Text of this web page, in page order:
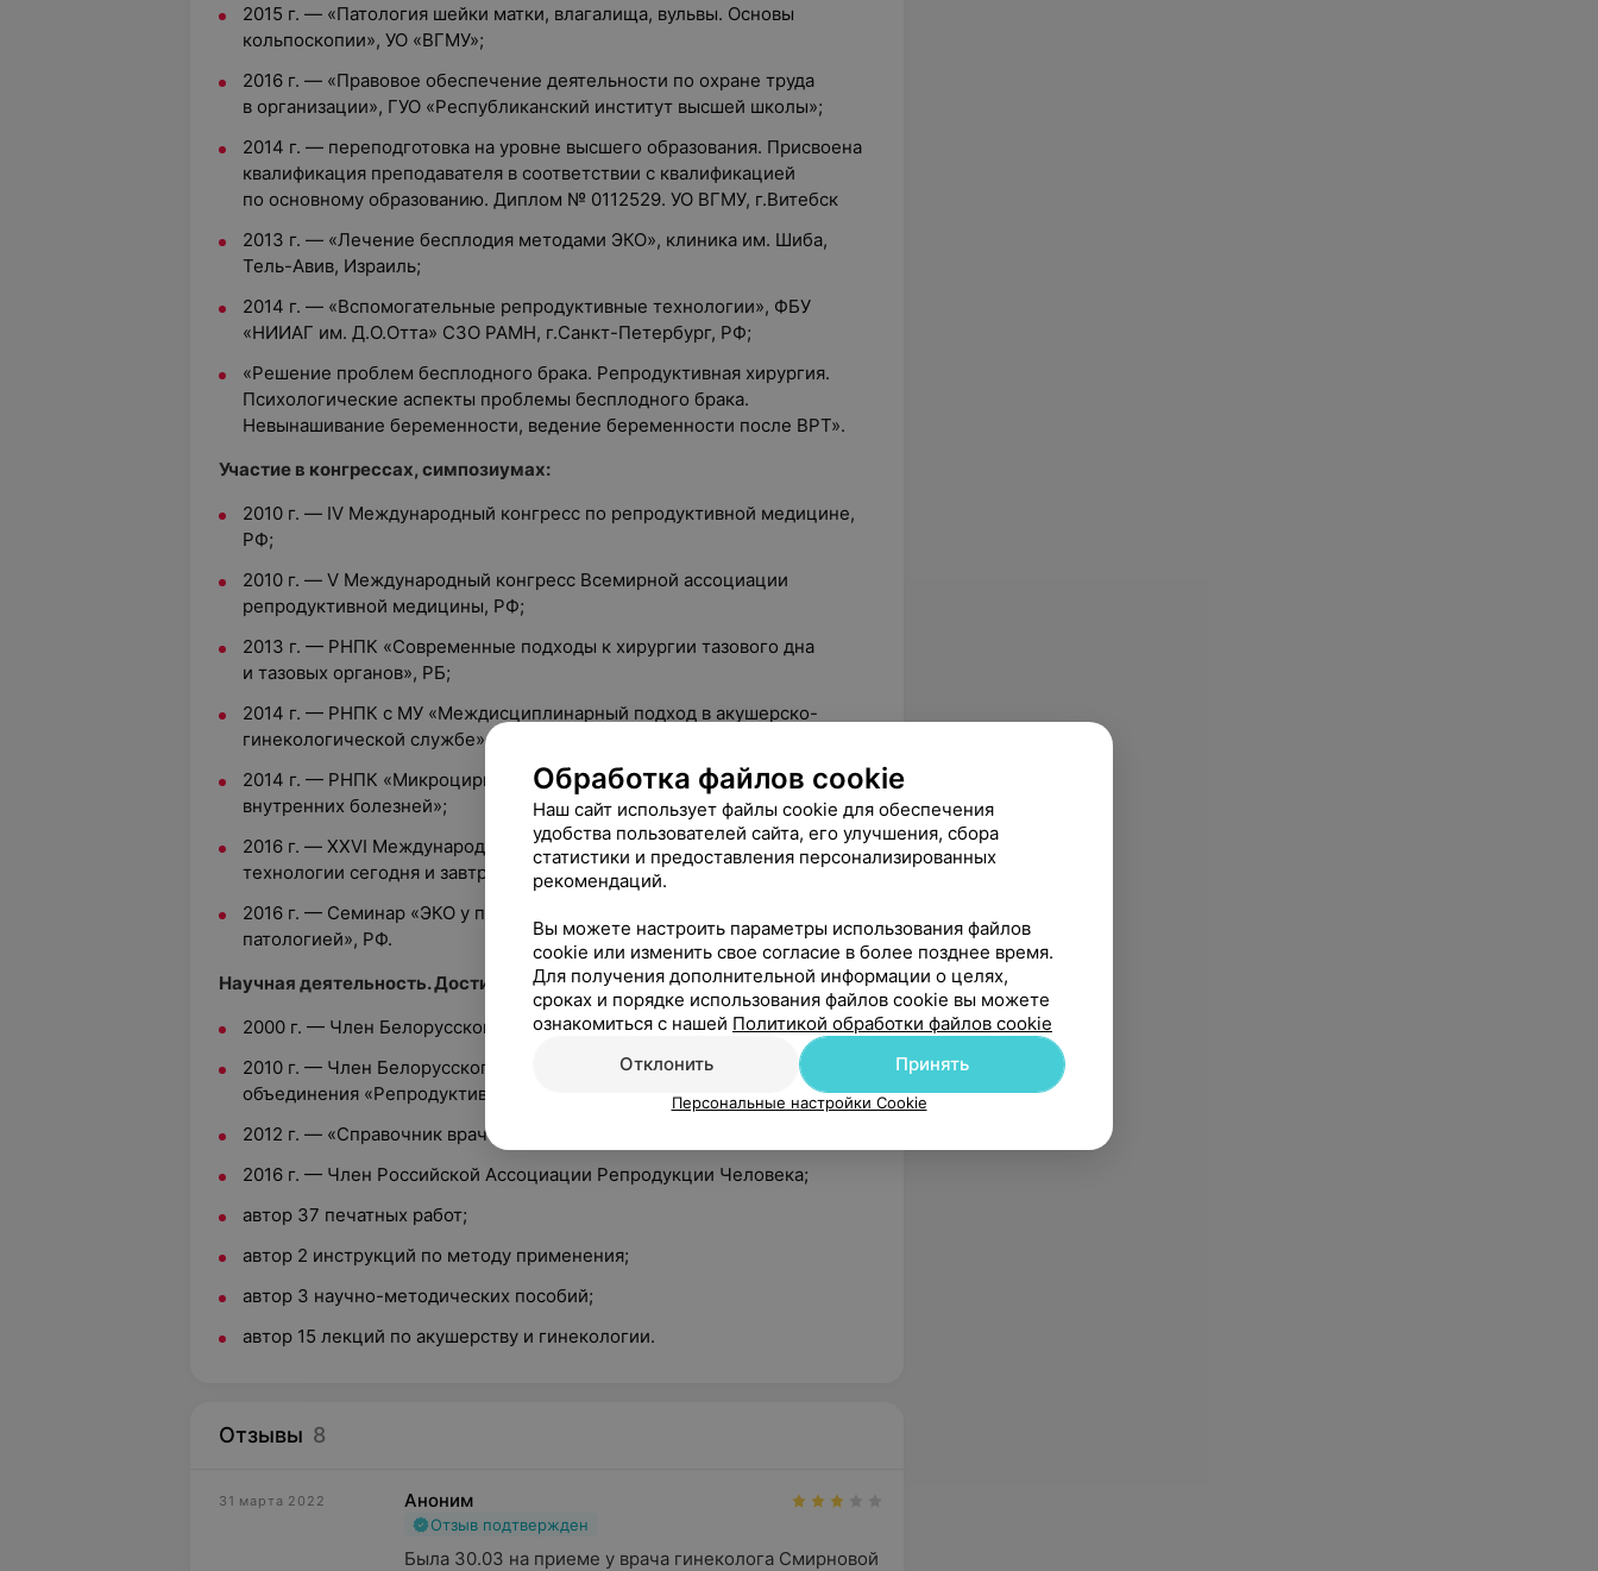
2015 г. — «Патология шейки матки, влагалища, вульвы. Основы
кольпоскопии», УО «ВГМУ»;
2016 г. — «Правовое обеспечение деятельности по охране труда
в организации», ГУО «Республиканский институт высшей школы»;
2014 г. — переподготовка на уровне высшего образования. Присвоена
квалификация преподавателя в соответствии с квалификацией
по основному образованию. Диплом № 0112529. УО ВГМУ, г.Витебск
2013 г. — «Лечение бесплодия методами ЭКО», клиника им. Шиба,
Тель-Авив, Израиль;
2014 г. — «Вспомогательные репродуктивные технологии», ФБУ
«НИИАГ им. Д.О.Отта» СЗО РАМН, г.Санкт-Петербург, РФ;
«Решение проблем бесплодного брака. Репродуктивная хирургия.
Психологические аспекты проблемы бесплодного брака.
Невынашивание беременности, ведение беременности после ВРТ».
Участие в конгрессах, симпозиумах:
2010 г. — IV Международный конгресс по репродуктивной медицине,
РФ;
2010 г. — V Международный конгресс Всемирной ассоциации
репродуктивной медицины, РФ;
2013 г. — РНПК «Современные подходы к хирургии тазового дна
и тазовых органов», РБ;
2014 г. — РНПК с МУ «Междисциплинарный подход в акушерско-
гинекологической службе», РБ;
2014 г. — РНПК «Микроциркуляция в кардиологии и клинике
внутренних болезней»;
2016 г. — XXVI Международная конференция «Репродуктивные
технологии сегодня и завтра», РФ;
2016 г. — Семинар «ЭКО у пациенток с бесплодием и сопутствующей
патологией», РФ.
Научная деятельность. Достижения:
2000 г. — Член Белорусской ассоциации акушеров-гинекологов;
2010 г. — Член Белорусского медицинского общественного
объединения «Репродуктивное здоровье»;
2012 г. — «Справочник врача женской консультации»;
2016 г. — Член Российской Ассоциации Репродукции Человека;
автор 37 печатных работ;
автор 2 инструкций по методу применения;
автор 3 научно-методических пособий;
автор 15 лекций по акушерству и гинекологии.
Отзывы 8
31 марта 2022 Аноним
Отзыв подтвержден
Была 30.03 на приеме у врача гинеколога Смирновой
Обработка файлов cookie
Наш сайт использует файлы cookie для обеспечения
удобства пользователей сайта, его улучшения, сбора
статистики и предоставления персонализированных
рекомендаций.
Вы можете настроить параметры использования файлов
cookie или изменить свое согласие в более позднее время.
Для получения дополнительной информации о целях,
сроках и порядке использования файлов cookie вы можете
ознакомиться с нашей Политикой обработки файлов cookie
Отклонить
Принять
Персональные настройки Cookie